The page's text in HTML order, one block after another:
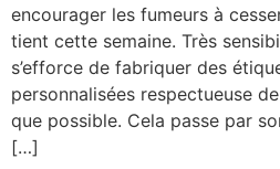
encourager les fumeurs à
tient cette semaine. Très
s’efforce de fabriquer des
personnalisées respectueuse
que possible. Cela passe par
[…]